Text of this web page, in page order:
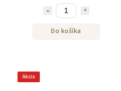
Do košíka
Akcia